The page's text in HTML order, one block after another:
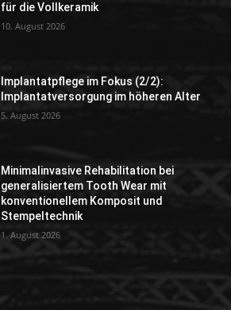
für die Vollkeramik
10. August 2026
Implantatpflege im Fokus (2/2):
Implantatversorgung im höheren Alter
5. August 2026
Minimalinvasive Rehabilitation bei
generalisiertem Tooth Wear mit
konventionellem Komposit und
Stempeltechnik
1. August 2026